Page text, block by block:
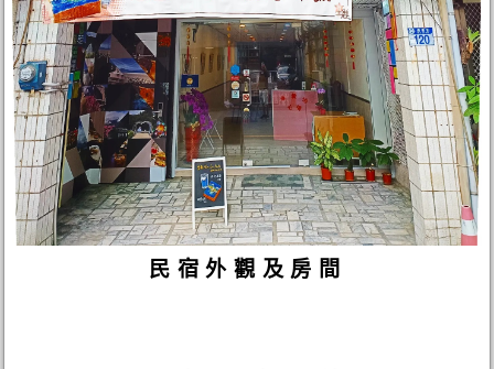
民宿外觀及房間